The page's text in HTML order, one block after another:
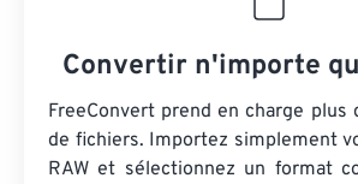
Convertir n'importe
FreeConvert prend en charge
de fichiers. Importez simplement
RAW et sélectionnez un format